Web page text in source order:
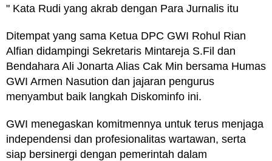
" Kata Rudi yang akrab dengan Para Jurnalis itu
Ditempat yang sama Ketua DPC GWI Rohul Rian
Alfian didampingi Sekretaris Mintareja S.Fil dan
Bendahara Ali Jonarta Alias Cak Min bersama Humas
GWI Armen Nasution dan jajaran pengurus
menyambut baik langkah Diskominfo ini.
GWI menegaskan komitmennya untuk terus menjaga
independensi dan profesionalitas wartawan, serta
siap bersinergi dengan pemerintah dalam